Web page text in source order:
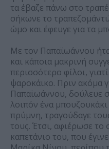
τα έβαζε πάνω στο
σήκωνε το
ώμο και έφευγε για τα
Με τον Παπαϊωάννου
και κάποια μακρινή
περισσότερο φίλοι,
ψαροκάικο. Πριν ακόμα
Παπαϊωάννου, δούλευε
λοιπόν ένα
πρύμνη, τραγούδαγε
τους. Έτσι, αφιέρωσε
καπετάνιο του, που